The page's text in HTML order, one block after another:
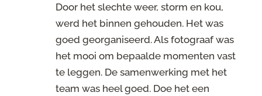
Door het slechte weer, storm en kou,
werd het binnen gehouden. Het was
goed georganiseerd. Als fotograaf was
het mooi om bepaalde momenten vast
te leggen. De samenwerking met het
team was heel goed. Doe het een